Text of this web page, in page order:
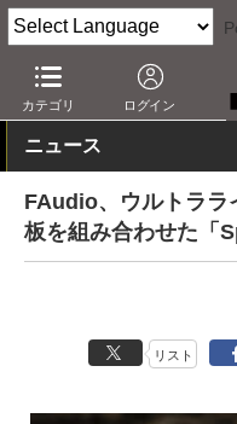
カテゴリ ログイン
AV Watch 製品 ヘッドフ
ニュース
FAudio、ウルトララ
板を組み合わせた「
リスト